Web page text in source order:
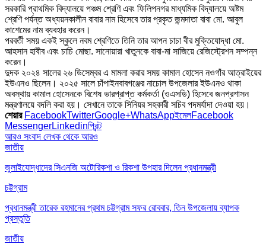
সরকারি প্রাথমিক বিদ্যালয়ে পঞ্চম শ্রেণি এবং ফিলিপনগর মাধ্যমিক বিদ্যালয়ে অষ্টম
শ্রেণি পর্যন্ত অধ্যয়নকালীন বাবার নাম হিসেবে তার প্রকৃত জন্মদাতা বাবা মো. আবুল
কাশেমের নাম ব্যবহার করেন।
পরবর্তী সময় একই স্কুলে নবম শ্রেণিতে তিনি তার আপন চাচা বীর মুক্তিযোদ্ধা মো.
আহসান হাবীব এবং চাচি মোছা. সানোয়ারা খাতুনকে বাবা-মা সাজিয়ে রেজিস্ট্রেশন সম্পন্ন
করেন।
দুদক ২০২৪ সালের ২৬ ডিসেম্বর এ মামলা করার সময় কামাল হোসেন নওগাঁর আত্রাইয়ের
ইউএনও ছিলেন। ২০২৫ সালে চাঁপাইনবাবগঞ্জের নাচোল উপজেলার ইউএনও থাকা
অবস্থায় কামাল হোসেনকে বিশেষ ভারপ্রাপ্ত কর্মকর্তা (ওএসডি) হিসেবে জনপ্রশাসন
মন্ত্রণালয়ে বদলি করা হয়। সেখানে তাকে সিনিয়র সহকারী সচিব পদমর্যাদা দেওয়া হয়।
শেয়ার FacebookTwitterGoogle+WhatsAppইমেলFacebook
MessengerLinkedinপ্রিন্ট
আরও সংবাদ লেখক থেকে আরও
জাতীয়
জুলাইযোদ্ধাদের সিএনজি অটোরিকশা ও রিকশা উপহার দিলেন প্রধানমন্ত্রী
চট্টগ্রাম
প্রধানমন্ত্রী তারেক রহমানের প্রথম চট্টগ্রাম সফর রোববার, তিন উপজেলায় ব্যাপক
প্রস্তুতি
জাতীয়